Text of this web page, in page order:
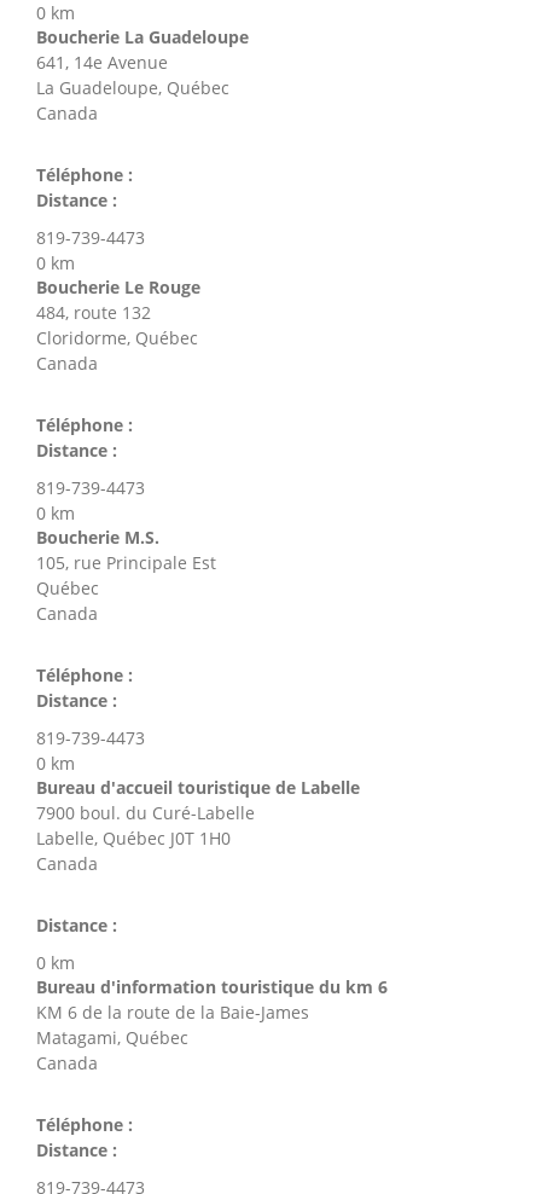
0 km
Boucherie La Guadeloupe
641, 14e Avenue
La Guadeloupe, Québec
Canada
Téléphone :
Distance :
819-739-4473
0 km
Boucherie Le Rouge
484, route 132
Cloridorme, Québec
Canada
Téléphone :
Distance :
819-739-4473
0 km
Boucherie M.S.
105, rue Principale Est
Québec
Canada
Téléphone :
Distance :
819-739-4473
0 km
Bureau d'accueil touristique de Labelle
7900 boul. du Curé-Labelle
Labelle, Québec J0T 1H0
Canada
Distance :
0 km
Bureau d'information touristique du km 6
KM 6 de la route de la Baie-James
Matagami, Québec
Canada
Téléphone :
Distance :
819-739-4473